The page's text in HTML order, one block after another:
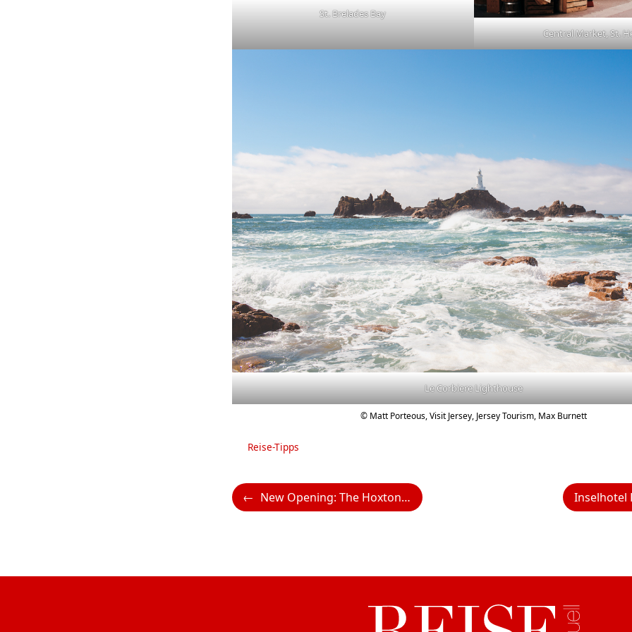
St. Brelades Bay
Central Market, St.
Le Corbiere Lighthouse
© Matt Porteous, Visit Jersey, Jersey Tourism, Max Burnett
Kategorien
Reise-Tipps
Inselhotel
New Opening: The Hoxton, Vienna